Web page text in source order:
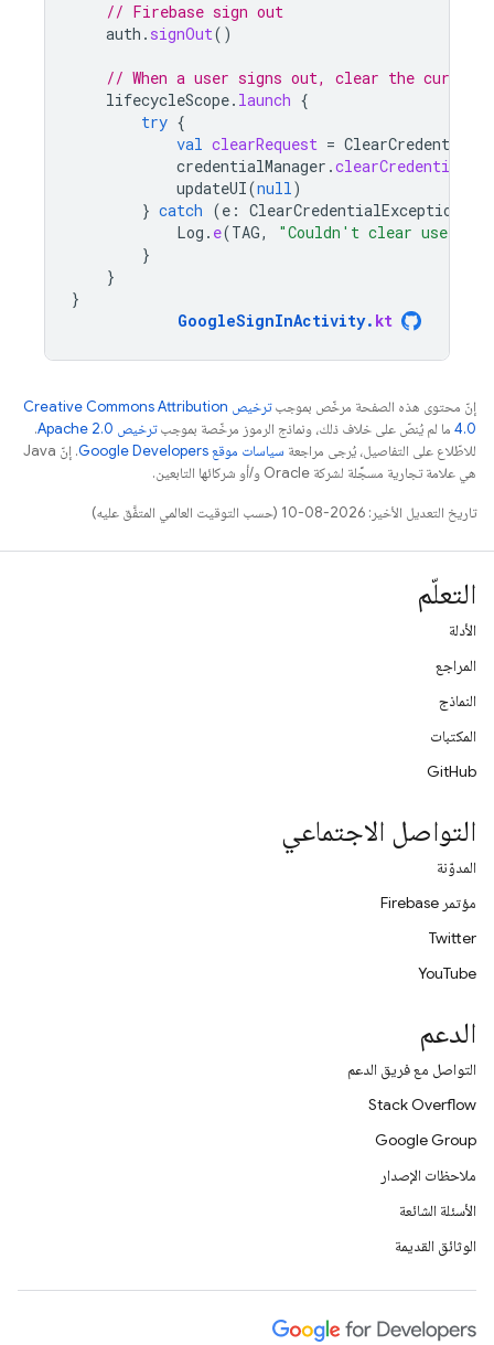
// Firebase sign out
auth . signOut()
// When a user signs out, clear the
lifecycleScope. launch {
try {
val clearRequest =
credentialManager .
updateUI(null)
} catch (e : ClearCredentialException
Log . e(TAG,
"Couldn't clear user
}
}
}
GoogleSignInActivity. kt
إنّ محتوى هذه الصفحة مرخّص بموجب
ترخيص Creative Commons Attribution
4.0‏ ما لم يُنصّ على خلاف ذلك، ونماذج الرموز مرخّصة بموجبترخيص Apache 2.0‏
.
للاطّلاع على التفاصيل، يُرجى مراجعة سياسات موقع Google Developers‏
. إنّ Java
هي علامة تجارية مسجَّلة لشركة Oracle و/أو شركائها التابعين.
تاريخ التعديل الأخير: 2026-08-10 (حسب التوقيت العالمي المتفَّق عليه)
التعلّم
الأدلة
المراجع
النماذج
المكتبات
GitHub
التواصل الاجتماعي
المدوّنة
مؤتمر Firebase
Twitter
YouTube
الدعم
التواصل مع فريق الدعم
Stack Overflow
Google Group
ملاحظات الإصدار
الأسئلة الشائعة
الوثائق القديمة